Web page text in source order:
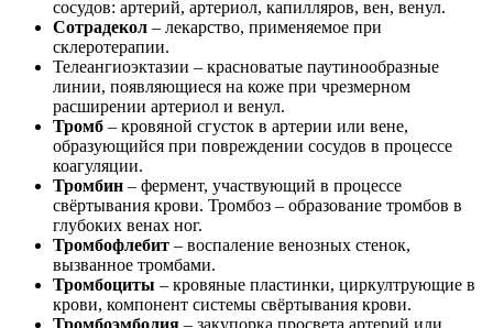
сосудов: артерий, артериол, капилляров, вен, венул.
Сотрадекол – лекарство, применяемое при
склеротерапии.
Телеангиоэктазии – красноватые паутинообразные
линии, появляющиеся на коже при чрезмерном
расширении артериол и венул.
Тромб – кровяной сгусток в артерии или вене,
образующийся при повреждении сосудов в процессе
коагуляции.
Тромбин – фермент, участвующий в процессе
свёртывания крови. Тромбоз – образование тромбов в
глубоких венах ног.
Тромбофлебит – воспаление венозных стенок,
вызванное тромбами.
Тромбоциты – кровяные пластинки, циркултрующие в
крови, компонент системы свёртывания крови.
Тромбоэмболия – закупорка просвета артерий или